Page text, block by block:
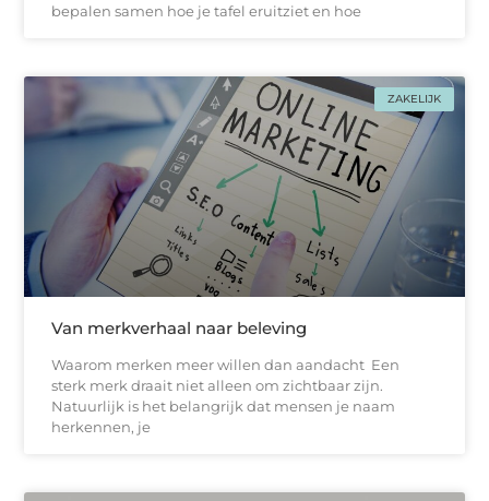
bepalen samen hoe je tafel eruitziet en hoe
ZAKELIJK
Van merkverhaal naar beleving
Waarom merken meer willen dan aandacht Een
sterk merk draait niet alleen om zichtbaar zijn.
Natuurlijk is het belangrijk dat mensen je naam
herkennen, je